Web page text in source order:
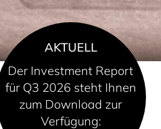
AKTUELL
Der Investment Report
für Q3 2026 steht Ihnen
zum Download zur
Verfügung: